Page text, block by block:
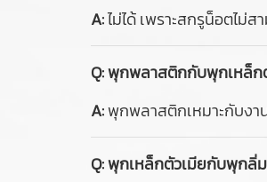
A:ไม่ได้ เพราะสกรูน็อตไม่
Q: พุกพลาสติกกับพุกเหล็ก
A:พุกพลาสติกเหมาะกับงา
Q: พุกเหล็กตัวเมียกับพุกลิ่